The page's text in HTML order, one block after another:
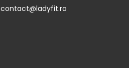
contact@ladyfit.ro